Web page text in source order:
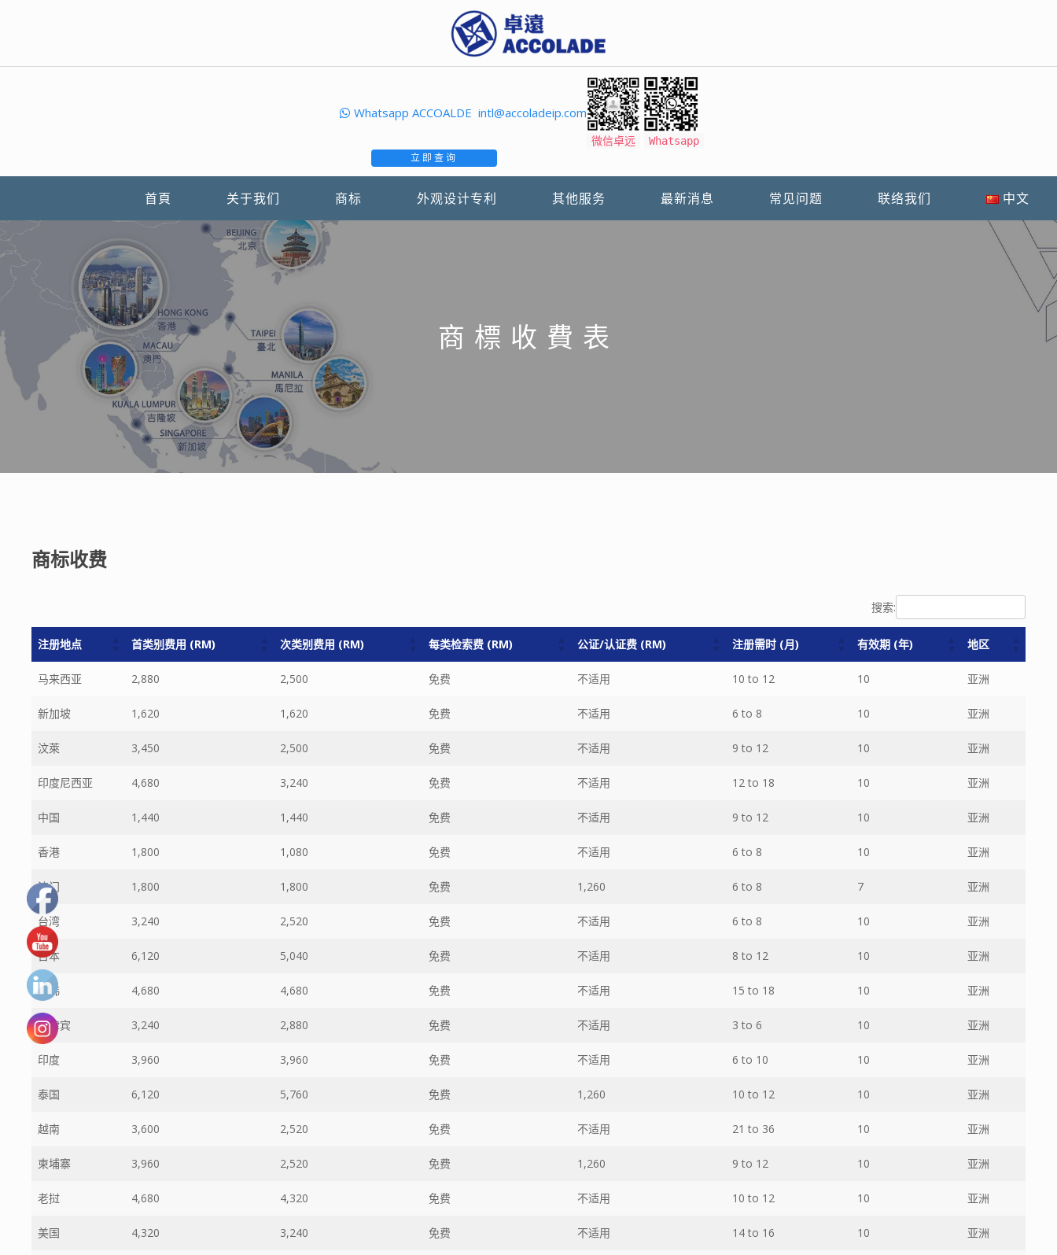
Whatsapp ACCOALDE intl@accoladeip.com
微信卓远 Whatsapp
立即查询
首頁 关于我们 商标 外观设计专利 其他服务 最新消息 常见问题 联络我们 中文
商標收費表
商标收费
搜索:
注册地点 首类别费用 (RM) 次类别费用 (RM) 每类检索费 (RM) 公证/认证费 (RM) 注册需时 (月) 有效期 (年)
地区
注册地点
首类别费用 (RM) 次类别费用 (RM) 每类检索费 (RM) 公证/认证费 (RM) 注册需时 (月) 有效期 (年) 地区
马来西亚 2,880 2,500 免费 不适用 10 to 12 10 亚洲
新加坡 1,620 1,620 免费 不适用 6 to 8 10 亚洲
汶萊 3,450 2,500 免费 不适用 9 to 12 10 亚洲
印度尼西亚 4,680 3,240 免费 不适用 12 to 18 10 亚洲
中国 1,440 1,440 免费 不适用 9 to 12 10 亚洲
香港 1,800 1,080 免费 不适用 6 to 8 10 亚洲
澳门 1,800 1,800 免费 1,260 6 to 8 7 亚洲
台湾 3,240 2,520 免费 不适用 6 to 8 10 亚洲
日本 6,120 5,040 免费 不适用 8 to 12 10 亚洲
南韩 4,680 4,680 免费 不适用 15 to 18 10 亚洲
菲律宾 3,240 2,880 免费 不适用 3 to 6 10 亚洲
印度 3,960 3,960 免费 不适用 6 to 10 10 亚洲
泰国 6,120 5,760 免费 1,260 10 to 12 10 亚洲
越南 3,600 2,520 免费 不适用 21 to 36 10 亚洲
柬埔寨 3,960 2,520 免费 1,260 9 to 12 10 亚洲
老挝 4,680 4,320 免费 不适用 10 to 12 10 亚洲
美国 4,320 3,240 免费 不适用 14 to 16 10 亚洲